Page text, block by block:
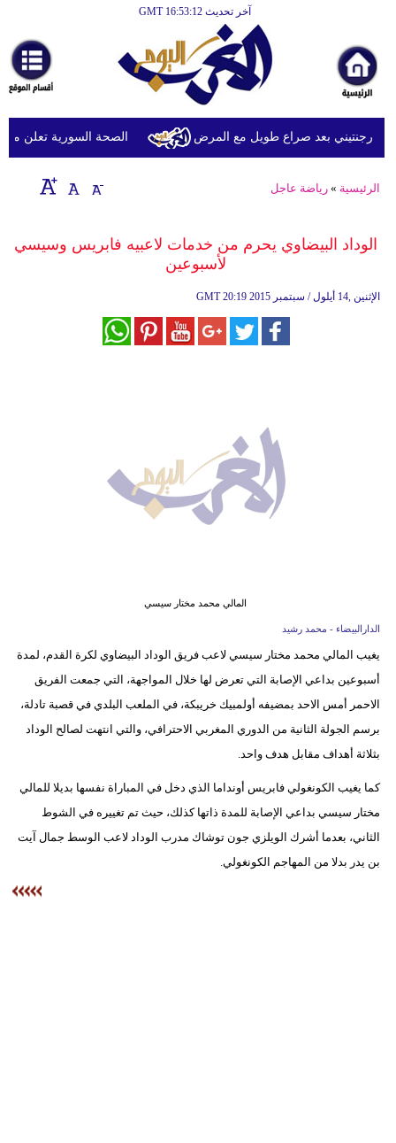
آخر تحديث GMT 16:53:12
أخبارعاجلة
رياضة
ثقافة
إقتصاد
وموسيقى
مرأة
أزياء
إسلامية
وتكنولوجيا
بيئة
الصحة السورية تعلن مقتل شخصين وإصابة بعد صراع طويل مع المرض
الرئيسية »رياضة عاجل
الوداد البيضاوي يحرم من خدمات لاعبيه فابريس وسيسي
لأسبوعين
GMT 20:19 2015 الإثنين ,14 أيلول / سبتمبر
المالي محمد مختار سيسي
الدارالبيضاء - محمد رشيد
يغيب المالي محمد مختار سيسي لاعب فريق الوداد البيضاوي لكرة القدم، لمدة
أسبوعين بداعي الإصابة التي تعرض لها خلال المواجهة، التي جمعت الفريق
الاحمر أمس الاحد بمضيفه أولمبيك خريبكة، في الملعب البلدي في قصبة تادلة،
برسم الجولة الثانية من الدوري المغربي الاحترافي، والتي انتهت لصالح الوداد
بثلاثة أهداف مقابل هدف واحد.
كما يغيب الكونغولي فابريس أونداما الذي دخل في المباراة نفسها بديلا للمالي
مختار سيسي بداعي الإصابة للمدة ذاتها كذلك، حيث تم تغييره في الشوط
الثاني، بعدما أشرك الويلزي جون توشاك مدرب الوداد لاعب الوسط جمال آيت
بن يدر بدلا من المهاجم الكونغولي.